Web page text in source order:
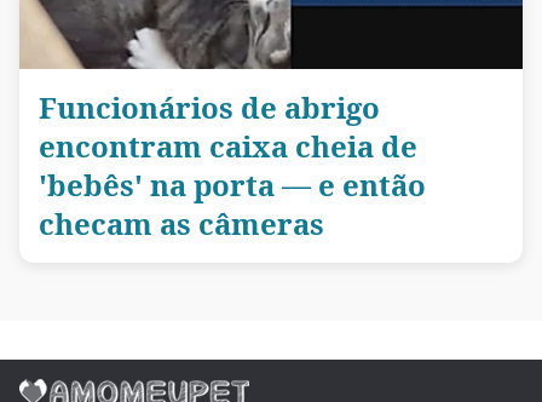
Funcionários de abrigo
encontram caixa cheia de
'bebês' na porta — e então
checam as câmeras